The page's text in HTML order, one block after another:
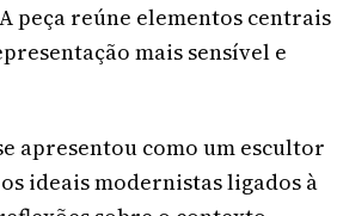
peça reúne elementos centrais
mais sensível e
apresentou como um escultor
ideais modernistas ligados à